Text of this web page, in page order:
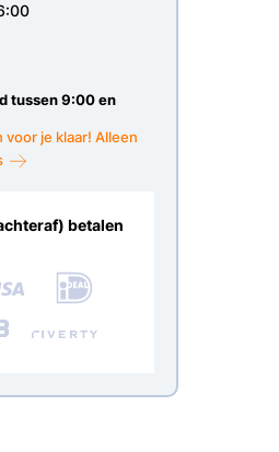
tussen 9:00 en
je klaar! Alleen
betalen